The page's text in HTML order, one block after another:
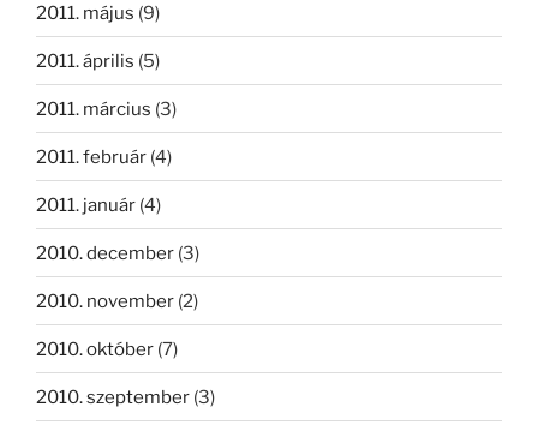
2011. május (9)
2011. április (5)
2011. március (3)
2011. február (4)
2011. január (4)
2010. december (3)
2010. november (2)
2010. október (7)
2010. szeptember (3)